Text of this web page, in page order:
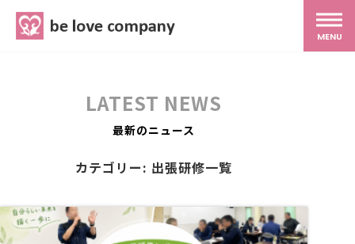
MENU
MG研修
LATEST NEWS
最新のニュース
カテゴリー: 出張研修一覧